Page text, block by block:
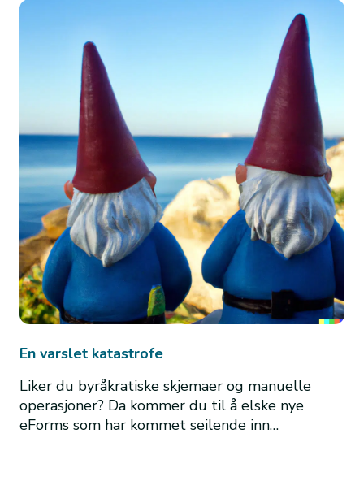
En varslet katastrofe
Liker du byråkratiske skjemaer og manuelle
operasjoner? Da kommer du til å elske nye
eForms som har kommet seilende inn…